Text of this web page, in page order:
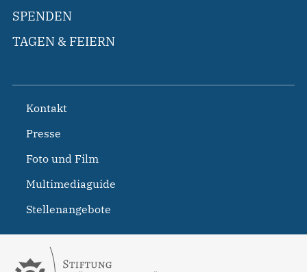
SPENDEN
TAGEN & FEIERN
Kontakt
Presse
Foto und Film
Multimediaguide
Stellenangebote